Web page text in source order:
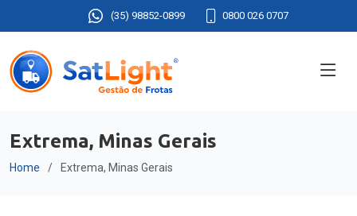
(35) 98852-0899 0800 026 0707
Extrema, Minas Gerais
Home Extrema, Minas Gerais